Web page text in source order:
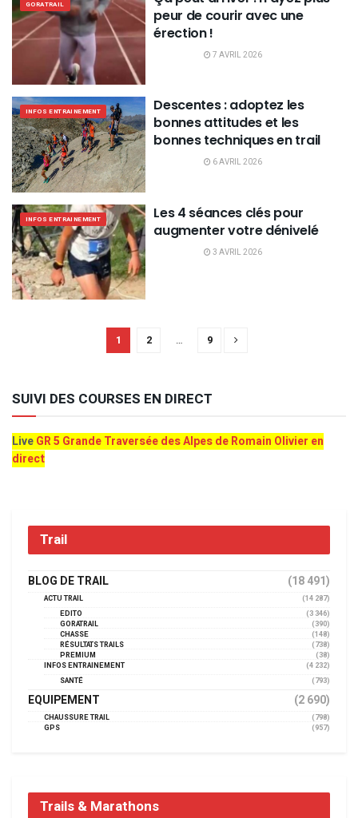
GORATRAIL
peur de courir avec une
érection !
7 AVRIL 2026
INFOS ENTRAINEMENT
Descentes : adoptez les
bonnes attitudes et les
bonnes techniques en trail
6 AVRIL 2026
INFOS ENTRAINEMENT
Les 4 séances clés pour
augmenter votre dénivelé
3 AVRIL 2026
1 2 … 9
SUIVI DES COURSES EN DIRECT
LiveGR 5 Grande Traversée des Alpes de Romain Olivier en
direct
Trail
BLOG DE TRAIL (18 491)
ACTU TRAIL
(14 287)
EDITO
(3 346)
GORATRAIL
(390)
CHASSE
(148)
RÉSULTATS TRAILS
(738)
PREMIUM
(38)
INFOS ENTRAINEMENT
(4 232)
SANTÉ
(793)
EQUIPEMENT (2 690)
CHAUSSURE TRAIL
(798)
GPS
(957)
Trails & Marathons